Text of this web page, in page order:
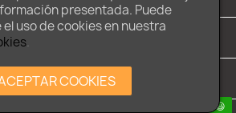
TIENDA
¿Necesitas ayuda? Contáctanos 😃
presentada. Puede
el uso de cookies en nuestra
.
COOKIES